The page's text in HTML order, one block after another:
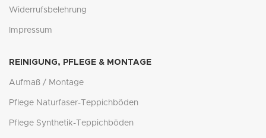
Widerrufsbelehrung
Impressum
REINIGUNG, PFLEGE & MONTAGE
Aufmaß / Montage
Pflege Naturfaser-Teppichböden
Pflege Synthetik-Teppichböden